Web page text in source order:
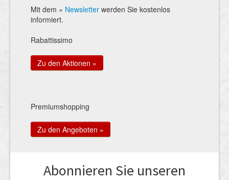
Mit dem » Newsletter werden Sie kostenlos
informiert.
Rabattissimo
Zu den Aktionen »
Premiumshopping
Zu den Angeboten »
Abonnieren Sie unseren